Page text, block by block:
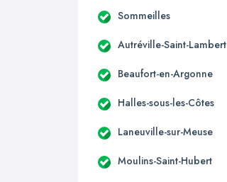
Sommeilles
Autréville-Saint-Lambert
Beaufort-en-Argonne
Halles-sous-les-Côtes
Laneuville-sur-Meuse
Moulins-Saint-Hubert